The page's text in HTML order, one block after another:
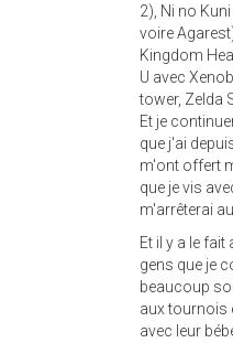
2), Ni no
voire
Kingdom
U avec
tower, Zelda
Et je
que j'ai
m'ont offert
que je vis
m'arrêterai
Et il y a le
gens que je
beaucoup
aux tournois
avec leur